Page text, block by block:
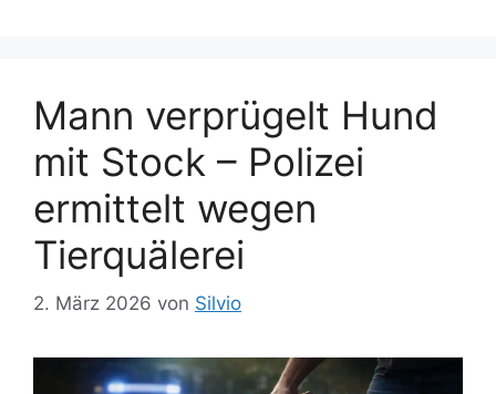
t
e
r
Mann verprügelt Hund
mit Stock – Polizei
ermittelt wegen
Tierquälerei
2. März 2026 von Silvio